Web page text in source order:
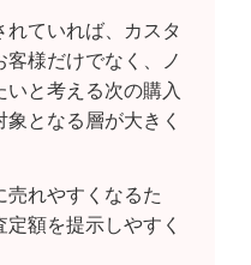
ていれば、カスタ
様だけでなく、ノ
と考える次の購入
となる層が大きく
れやすくなるた
額を提示しやすく